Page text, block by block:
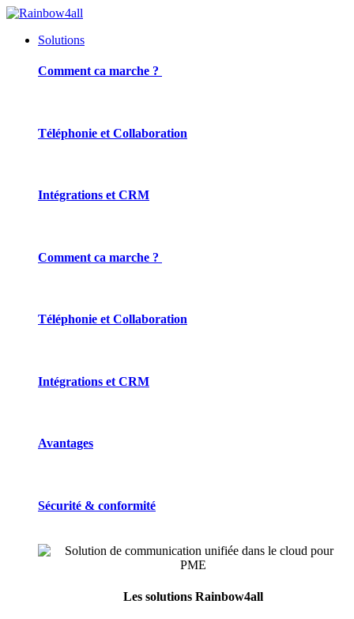
Solutions
Comment ca marche ?
Téléphonie et Collaboration
Intégrations et CRM
Comment ca marche ?
Téléphonie et Collaboration
Intégrations et CRM
Avantages
Sécurité & conformité
Les solutions Rainbow4all